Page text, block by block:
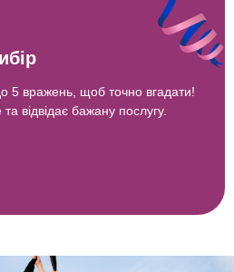
5 вражень, щоб точно вгадати!
відвідає бажану послугу.